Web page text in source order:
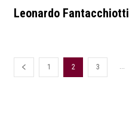
Leonardo Fantacchiotti
1 2 3 ...